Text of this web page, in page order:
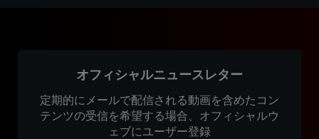
オフィシャルニュースレター
定期的にメールで配信される動画を含めたコン
テンツの受信を希望する場合、オフィシャルウ
ェブにユーザー登録